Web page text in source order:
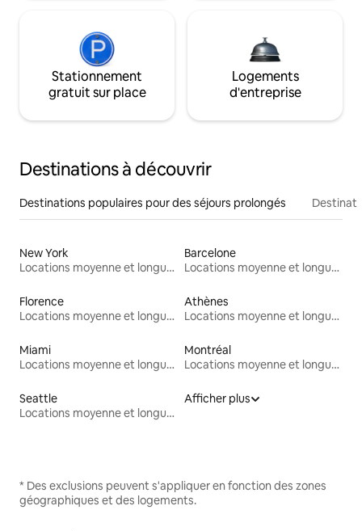
Stationnement
gratuit sur place
Logements
d'entreprise
Destinations à découvrir
Destinations populaires pour des séjours prolongés
New York
Locations moyenne et longue durée
Barcelone
Locations moyenne et longue durée
Florence
Locations moyenne et longue durée
Athènes
Locations moyenne et longue durée
Miami
Locations moyenne et longue durée
Montréal
Locations moyenne et longue durée
Seattle
Locations moyenne et longue durée
Afficher plus
* Des exclusions peuvent s'appliquer en fonction des zones
géographiques et des logements.